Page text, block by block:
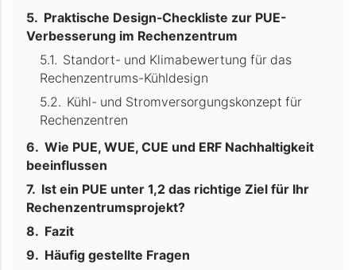
Praktische Design-Checkliste zur PUE-
Verbesserung im Rechenzentrum
Standort- und Klimabewertung für das
Rechenzentrums-Kühldesign
Kühl- und Stromversorgungskonzept für
Rechenzentren
Wie PUE, WUE, CUE und ERF Nachhaltigkeit
beeinflussen
Ist ein PUE unter 1,2 das richtige Ziel für Ihr
Rechenzentrumsprojekt?
Fazit
Häufig gestellte Fragen